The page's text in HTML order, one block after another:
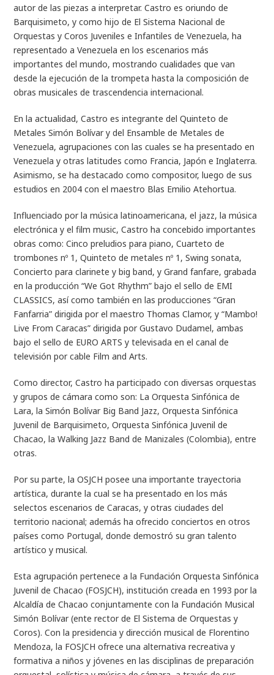
autor de las piezas a interpretar. Castro es oriundo de
Barquisimeto, y como hijo de El Sistema Nacional de
Orquestas y Coros Juveniles e Infantiles de Venezuela, ha
representado a Venezuela en los escenarios más
importantes del mundo, mostrando cualidades que van
desde la ejecución de la trompeta hasta la composición de
obras musicales de trascendencia internacional.
En la actualidad, Castro es integrante del Quinteto de
Metales Simón Bolívar y del Ensamble de Metales de
Venezuela, agrupaciones con las cuales se ha presentado en
Venezuela y otras latitudes como Francia, Japón e Inglaterra.
Asimismo, se ha destacado como compositor, luego de sus
estudios en 2004 con el maestro Blas Emilio Atehortua.
Influenciado por la música latinoamericana, el jazz, la música
electrónica y el film music, Castro ha concebido importantes
obras como: Cinco preludios para piano, Cuarteto de
trombones nº 1, Quinteto de metales nº 1, Swing sonata,
Concierto para clarinete y big band, y Grand fanfare, grabada
en la producción “We Got Rhythm” bajo el sello de EMI
CLASSICS, así como también en las producciones “Gran
Fanfarria” dirigida por el maestro Thomas Clamor, y “Mambo!
Live From Caracas” dirigida por Gustavo Dudamel, ambas
bajo el sello de EURO ARTS y televisada en el canal de
televisión por cable Film and Arts.
Como director, Castro ha participado con diversas orquestas
y grupos de cámara como son: La Orquesta Sinfónica de
Lara, la Simón Bolívar Big Band Jazz, Orquesta Sinfónica
Juvenil de Barquisimeto, Orquesta Sinfónica Juvenil de
Chacao, la Walking Jazz Band de Manizales (Colombia), entre
otras.
Por su parte, la OSJCH posee una importante trayectoria
artística, durante la cual se ha presentado en los más
selectos escenarios de Caracas, y otras ciudades del
territorio nacional; además ha ofrecido conciertos en otros
países como Portugal, donde demostró su gran talento
artístico y musical.
Esta agrupación pertenece a la Fundación Orquesta Sinfónica
Juvenil de Chacao (FOSJCH), institución creada en 1993 por la
Alcaldía de Chacao conjuntamente con la Fundación Musical
Simón Bolívar (ente rector de El Sistema de Orquestas y
Coros). Con la presidencia y dirección musical de Florentino
Mendoza, la FOSJCH ofrece una alternativa recreativa y
formativa a niños y jóvenes en las disciplinas de preparación